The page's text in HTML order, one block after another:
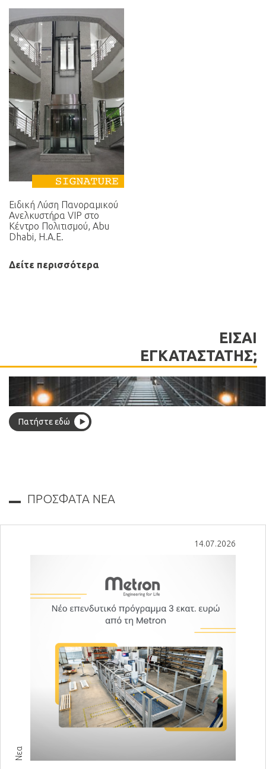
Ειδική Λύση Πανοραμικού
Ανελκυστήρα VIP στο
Κέντρο Πολιτισμού, Abu
Dhabi, Η.Α.Ε.
Δείτε περισσότερα
ΕΙΣΑΙ
ΕΓΚΑΤΑΣΤΑΤΗΣ;
Πατήστε εδώ
ΠΡΟΣΦΑΤΑ ΝΕΑ
14.07.2026
Νεα